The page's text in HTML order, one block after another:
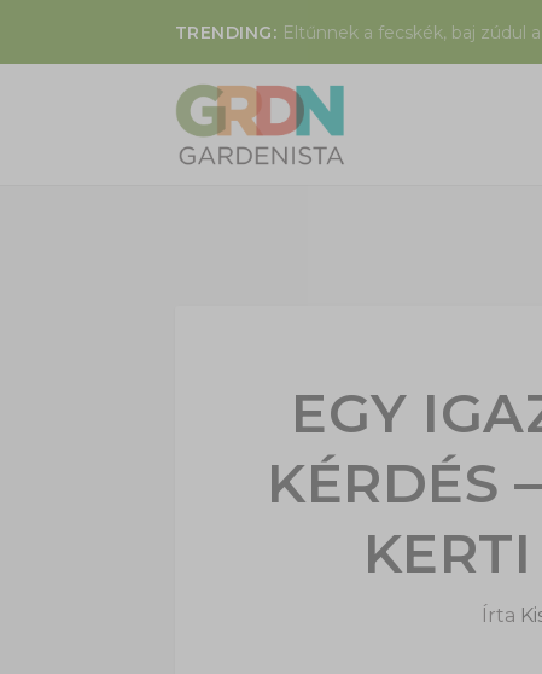
TRENDING: Eltűnnek a fecskék, baj zúdul
EGY
KÉRDÉS
KERTI
Írta